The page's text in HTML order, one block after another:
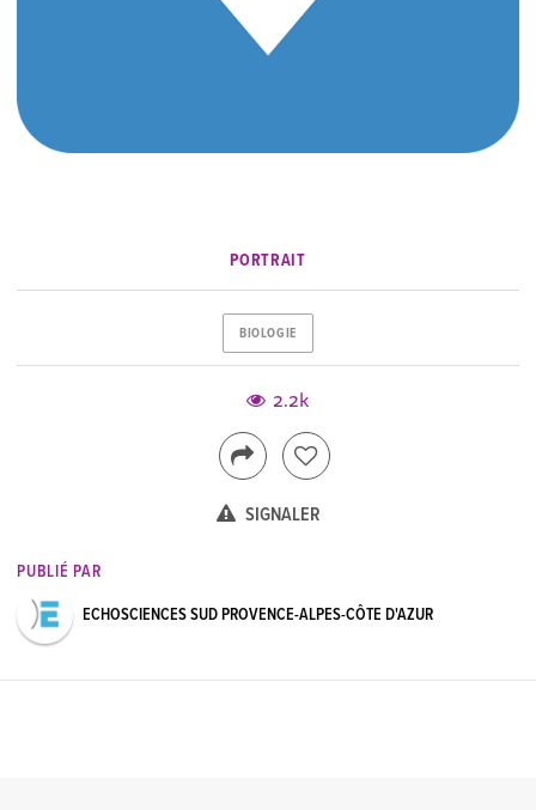
PORTRAIT
BIOLOGIE
2.2k
SIGNALER
PUBLIÉ PAR
ECHOSCIENCES SUD PROVENCE-ALPES-CÔTE D'AZUR